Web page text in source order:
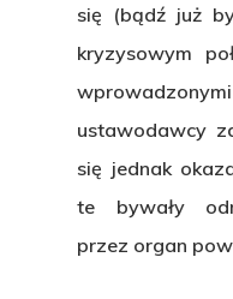
się (bądź już
kryzysowym
ustawodawcy
się jednak
te bywały
przez organ